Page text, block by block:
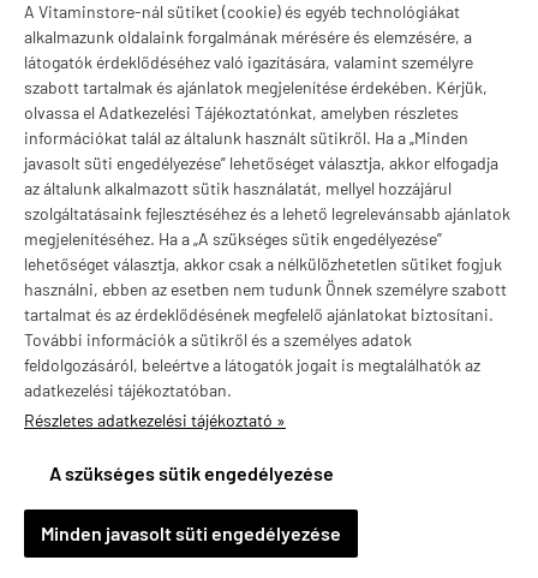
A Vitaminstore-nál sütiket (cookie) és egyéb technológiákat
alkalmazunk oldalaink forgalmának mérésére és elemzésére, a
látogatók érdeklődéséhez való igazítására, valamint személyre
szabott tartalmak és ajánlatok megjelenítése érdekében. Kérjük,
olvassa el Adatkezelési Tájékoztatónkat, amelyben részletes
információkat talál az általunk használt sütikről. Ha a „Minden
javasolt süti engedélyezése” lehetőséget választja, akkor elfogadja
az általunk alkalmazott sütik használatát, mellyel hozzájárul
szolgáltatásaink fejlesztéséhez és a lehető legrelevánsabb ajánlatok
megjelenítéséhez. Ha a „A szükséges sütik engedélyezése”
lehetőséget választja, akkor csak a nélkülözhetetlen sütiket fogjuk
használni, ebben az esetben nem tudunk Önnek személyre szabott
tartalmat és az érdeklődésének megfelelő ajánlatokat biztosítani.
További információk a sütikről és a személyes adatok
feldolgozásáról, beleértve a látogatók jogait is megtalálhatók az
adatkezelési tájékoztatóban.
Részletes adatkezelési tájékoztató »
A szükséges sütik engedélyezése
Minden javasolt süti engedélyezése
Márkák
Valuta választás
vitaminstore.hu -Vitaminstore / Gymstore Hungary
K
Katalin pécel településről
Vásárolt a webáruházban
2 nappal ezelőtt 